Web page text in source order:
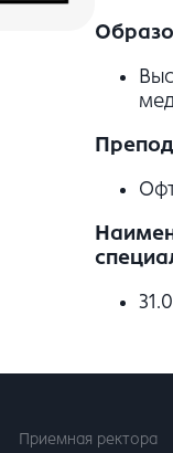
Приемная ректора